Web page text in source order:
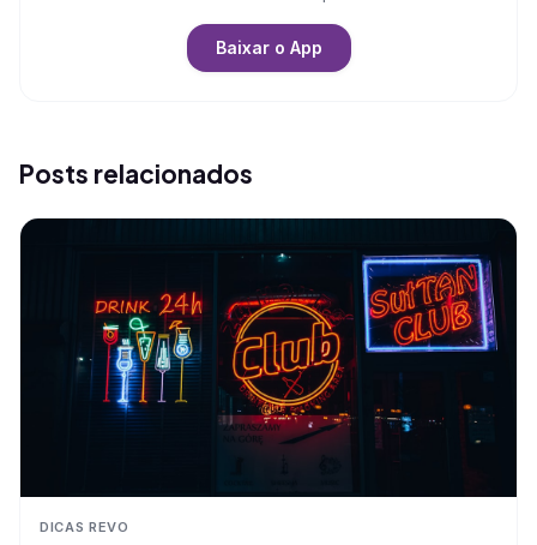
Baixar o App
Posts relacionados
DICAS REVO